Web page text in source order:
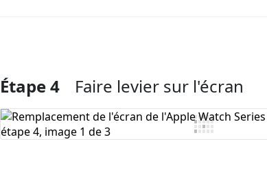
Ajouter un commentaire
Étape 4 Faire levier sur l'écran